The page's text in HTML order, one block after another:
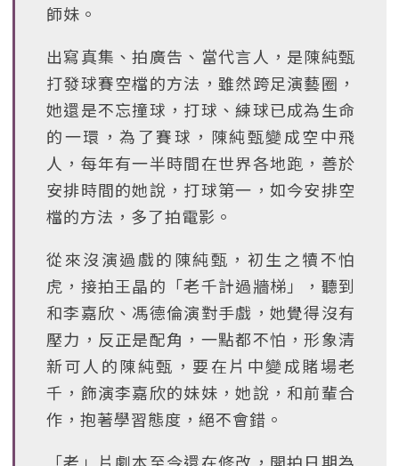
師妹。
出寫真集、拍廣告、當代言人，是陳純甄
打發球賽空檔的方法，雖然跨足演藝圈，
她還是不忘撞球，打球、練球已成為生命
的一環，為了賽球，陳純甄變成空中飛
人，每年有一半時間在世界各地跑，善於
安排時間的她說，打球第一，如今安排空
檔的方法，多了拍電影。
從來沒演過戲的陳純甄，初生之犢不怕
虎，接拍王晶的「老千計過牆梯」，聽到
和李嘉欣、馮德倫演對手戲，她覺得沒有
壓力，反正是配角，一點都不怕，形象清
新可人的陳純甄，要在片中變成賭場老
千，飾演李嘉欣的妹妹，她說，和前輩合
作，抱著學習態度，絕不會錯。